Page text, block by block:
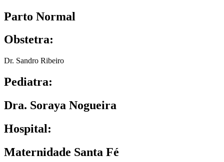
Parto Normal
Obstetra:
Dr. Sandro Ribeiro
Pediatra:
Dra. Soraya Nogueira
Hospital:
Maternidade Santa Fé